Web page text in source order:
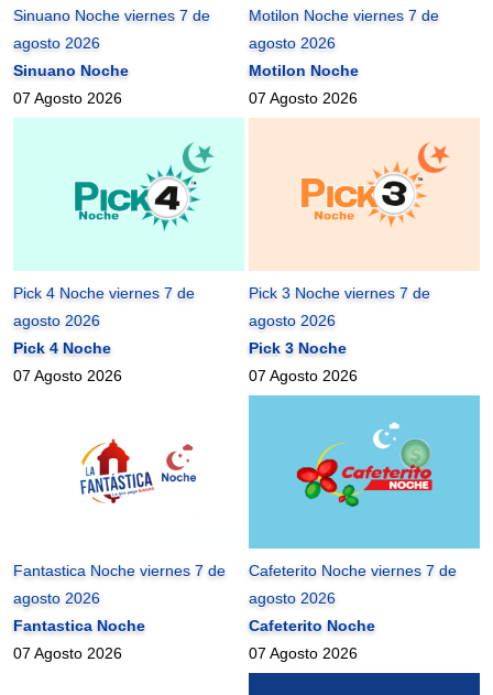
Sinuano Noche viernes 7 de
agosto 2026
Sinuano Noche
07 Agosto 2026
Motilon Noche viernes 7 de
agosto 2026
Motilon Noche
07 Agosto 2026
Pick 4 Noche viernes 7 de
agosto 2026
Pick 4 Noche
07 Agosto 2026
Pick 3 Noche viernes 7 de
agosto 2026
Pick 3 Noche
07 Agosto 2026
Fantastica Noche viernes 7 de
agosto 2026
Fantastica Noche
07 Agosto 2026
Cafeterito Noche viernes 7 de
agosto 2026
Cafeterito Noche
07 Agosto 2026